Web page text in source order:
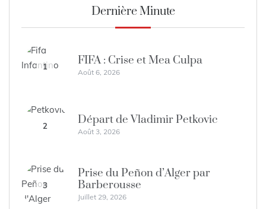
Dernière Minute
1 FIFA : Crise et Mea Culpa
Août 6, 2026
2 Départ de Vladimir Petkovic
Août 3, 2026
3
Prise du Peñon d’Alger par
Barberousse
Juillet 29, 2026